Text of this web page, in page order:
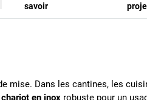
savoir
mise. Dans les cantines, les
chariot en inox robuste pour un